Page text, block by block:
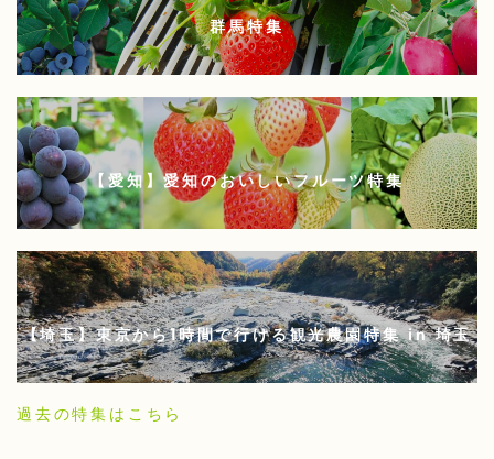
群馬特集
【愛知】愛知のおいしいフルーツ特集
【埼玉】東京から1時間で行ける観光農園特集 in 埼玉
過去の特集はこちら